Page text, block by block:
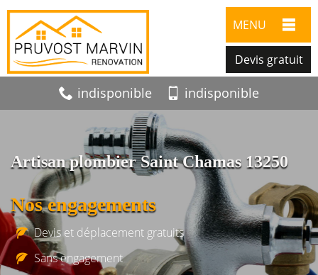
MENU
Devis gratuit
indisponible indisponible
Artisan plombier Saint Chamas 13250
Nos engagements
Devis et déplacement gratuits
Sans engagement